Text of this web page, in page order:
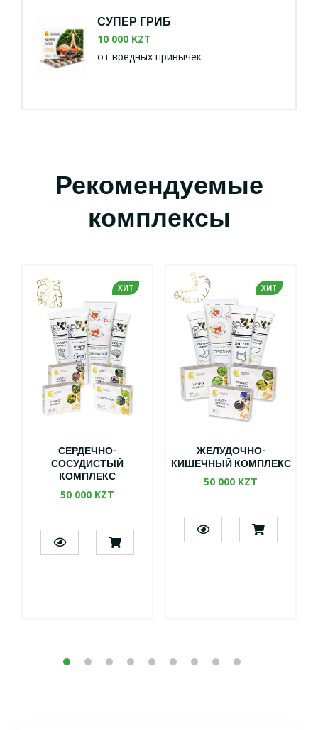
СУПЕР ГРИБ
10 000 KZT
от вредных привычек
Рекомендуемые
комплексы
ХИТ
СЕРДЕЧНО-
СОСУДИСТЫЙ
КОМПЛЕКС
50 000 KZT
ХИТ
ЖЕЛУДОЧНО-
КИШЕЧНЫЙ КОМПЛЕКС
50 000 KZT